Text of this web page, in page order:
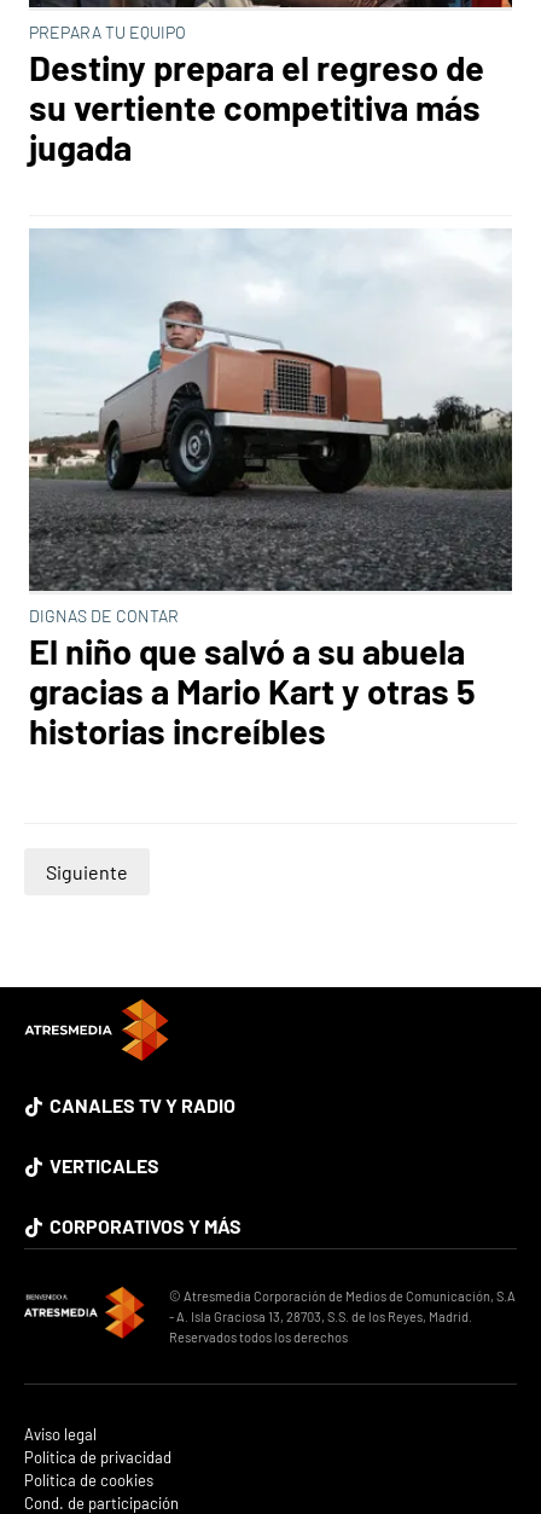
PREPARA TU EQUIPO
Destiny prepara el regreso de
su vertiente competitiva más
jugada
DIGNAS DE CONTAR
El niño que salvó a su abuela
gracias a Mario Kart y otras 5
historias increíbles
Siguiente
CANALES TV Y RADIO
VERTICALES
CORPORATIVOS Y MÁS
© Atresmedia Corporación de Medios de Comunicación, S.A
- A. Isla Graciosa 13, 28703, S.S. de los Reyes, Madrid.
Reservados todos los derechos
Aviso legal
Política de privacidad
Política de cookies
Cond. de participación